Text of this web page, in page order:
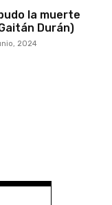
la muerte
Durán)
2024